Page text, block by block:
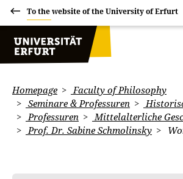
To the website of the University of Erfurt
Homepage
Faculty of Philosophy
Seminare & Professuren
Professuren
Mittelalterliche
Prof. Dr. Sabine Schmolinsky